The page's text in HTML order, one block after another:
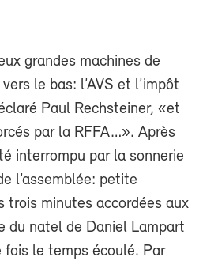
grandes machines de
le bas: l’AVS et l’impôt
Paul Rechsteiner, «et
par la RFFA…». Après
interrompu par la sonnerie
l’assemblée: petite
trois minutes accordées aux
du natel de Daniel Lampart
fois le temps écoulé. Par